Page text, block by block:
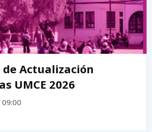
de Actualización
UMCE 2026